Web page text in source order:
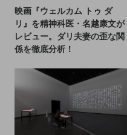
映画『ウェルカム トゥ ダ
リ』を精神科医・名越康文が
レビュー。ダリ夫妻の歪な関
係を徹底分析！